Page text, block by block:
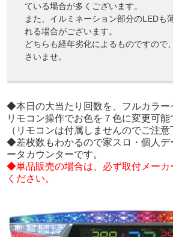
ている場合が多くございます。
また、イルミネーション部分のLEDも
れる場合がございます。
どちらも経年劣化によるものですので
さいませ。
◆本日の大当たり回数を、フルカラー
リモコン操作でお色を７色に変更可能
（リモコンは付属しませんのでご注意
◆差枚数もわかるので家スロ・個人デ
ータカウンターです。
◆単品販売の場合は、必ず取付メーカ
ください。